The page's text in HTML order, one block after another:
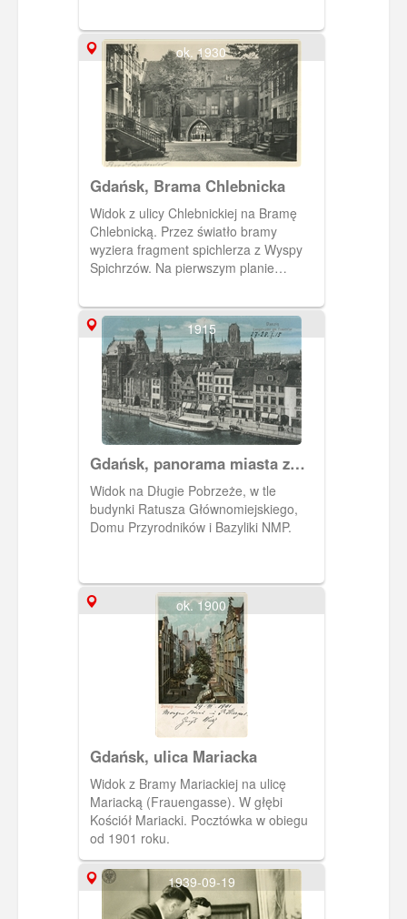
ok. 1930
Gdańsk, Brama Chlebnicka
Widok z ulicy Chlebnickiej na Bramę
Chlebnicką. Przez światło bramy
wyziera fragment spichlerza z Wyspy
Spichrzów. Na pierwszym planie
1915
Gdańsk, panorama miasta z
Bazyliką NMP.
Widok na Długie Pobrzeże, w tle
budynki Ratusza Głównomiejskiego,
Domu Przyrodników i Bazyliki NMP.
ok. 1900
Gdańsk, ulica Mariacka
Widok z Bramy Mariackiej na ulicę
Mariacką (Frauengasse). W głębi
Kościół Mariacki. Pocztówka w obiegu
od 1901 roku.
1939-09-19